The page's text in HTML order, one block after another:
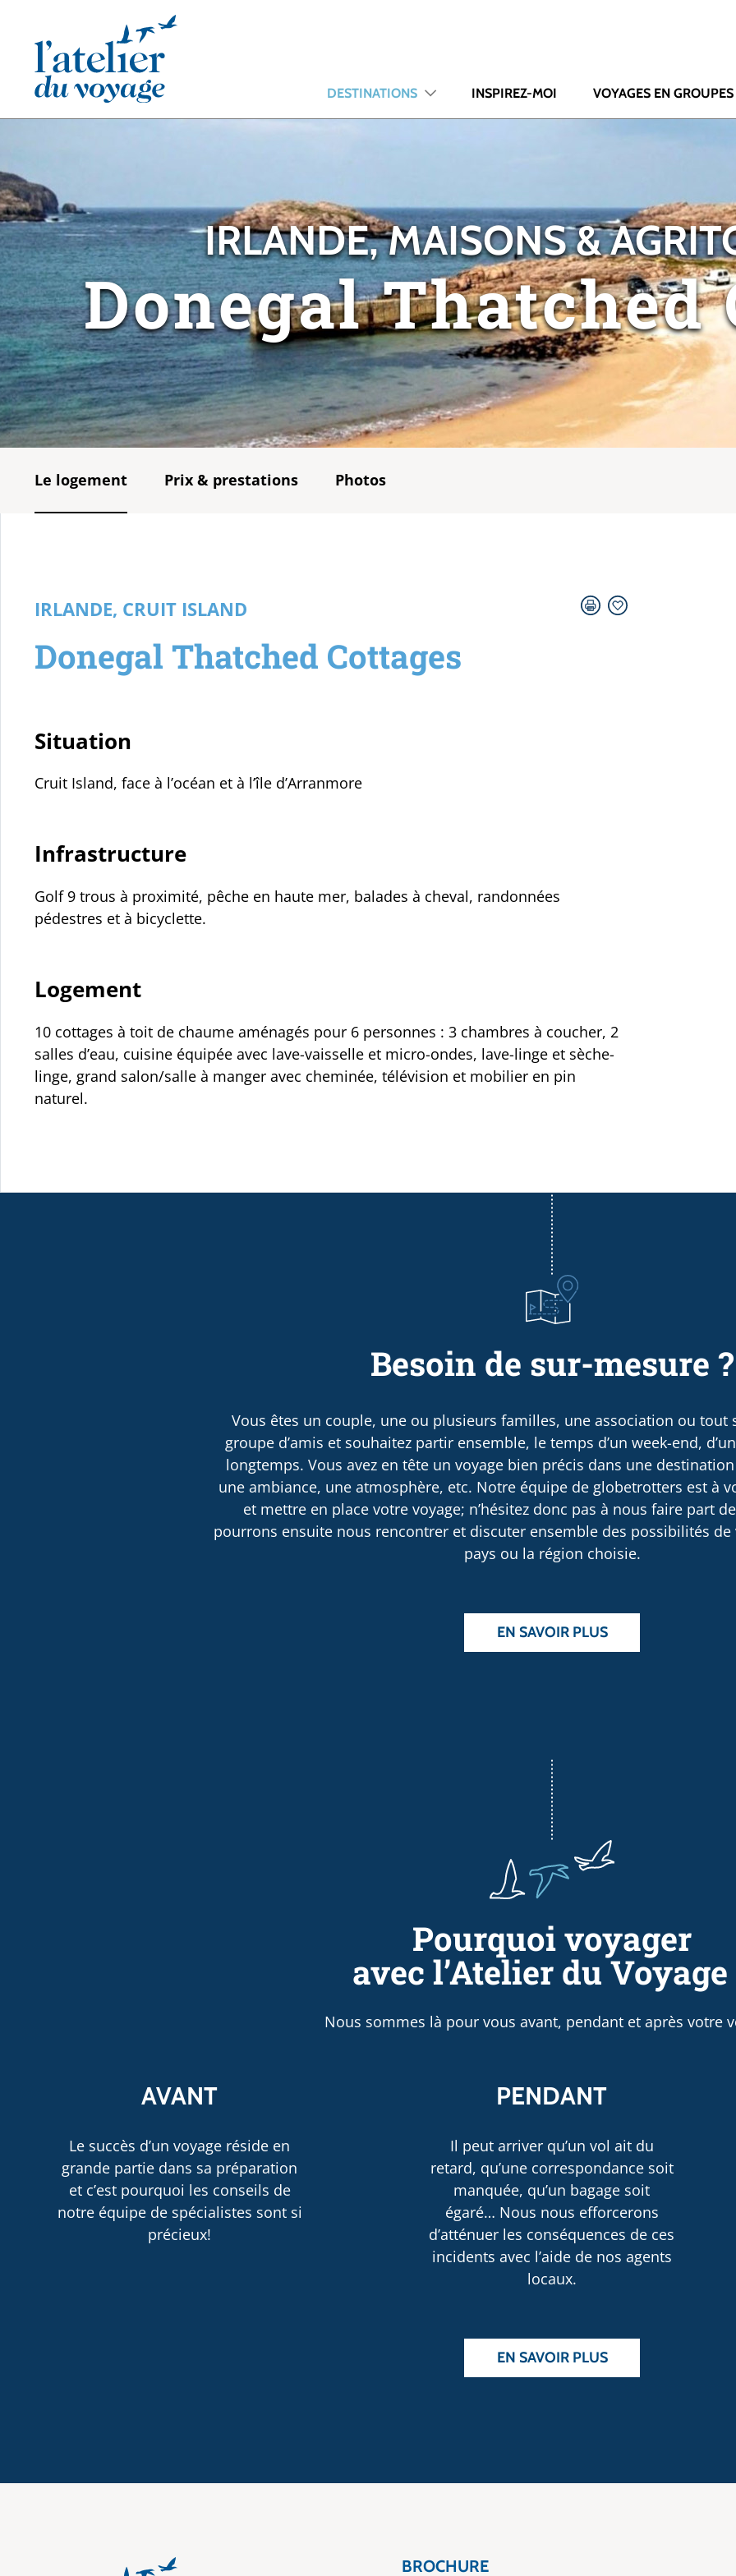
DESTINATIONS INSPIREZ-MOI VOYAGES EN GROUPES
IRLANDE, MAISONS &
Donegal Thatched
Le logement Prix & prestations Photos
IRLANDE, CRUIT ISLAND
Donegal Thatched Cottages
Situation
Cruit Island, face à l’océan et à l’île d’Arranmore
Infrastructure
Golf 9 trous à proximité, pêche en haute mer, balades à cheval, randonnées
pédestres et à bicyclette.
Logement
10 cottages à toit de chaume aménagés pour 6 personnes : 3 chambres à coucher, 2
salles d’eau, cuisine équipée avec lave-vaisselle et micro-ondes, lave-linge et sèche-
linge, grand salon/salle à manger avec cheminée, télévision et mobilier en pin
naturel.
Besoin de sur-mesure ?
Vous êtes un couple, une ou plusieurs familles, une association ou
groupe d’amis et souhaitez partir ensemble, le temps d’un week-end,
longtemps. Vous avez en tête un voyage bien précis dans une
une ambiance, une atmosphère, etc. Notre équipe de globetrotters est à
et mettre en place votre voyage; n’hésitez donc pas à nous faire part
pourrons ensuite nous rencontrer et discuter ensemble des possibilités de
pays ou la région choisie.
EN SAVOIR PLUS
Pourquoi voyager
avec l’Atelier du Voyage
Nous sommes là pour vous avant, pendant et après votre
AVANT
Le succès d’un voyage réside en
grande partie dans sa préparation
et c’est pourquoi les conseils de
notre équipe de spécialistes sont si
précieux!
PENDANT
Il peut arriver qu’un vol ait du
retard, qu’une correspondance soit
manquée, qu’un bagage soit
égaré… Nous nous efforcerons
d’atténuer les conséquences de ces
incidents avec l’aide de nos agents
locaux.
EN SAVOIR PLUS
BROCHURE
Panneau de gestion des cookies